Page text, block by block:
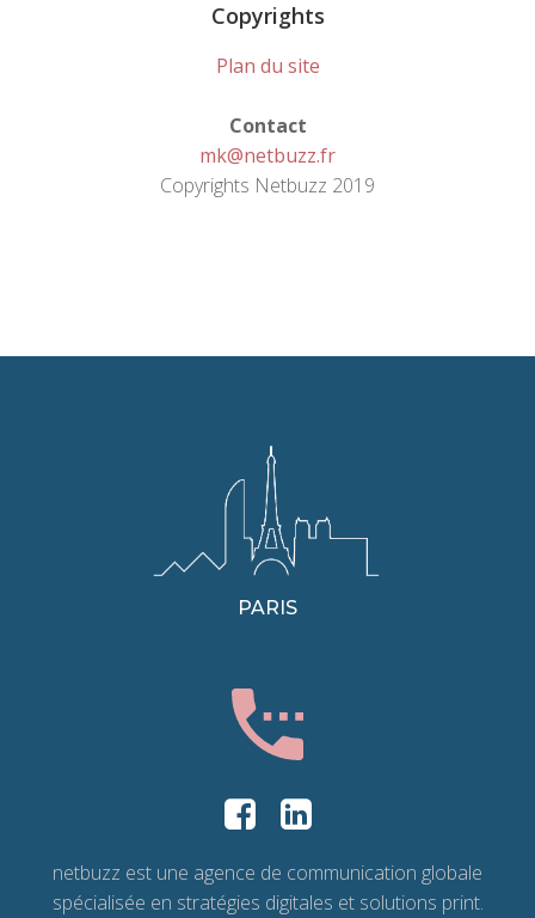
Copyrights
Plan du site
Contact
mk@netbuzz.fr
Copyrights Netbuzz 2019
PARIS
netbuzz est une agence de communication globale
spécialisée en stratégies digitales et solutions print.